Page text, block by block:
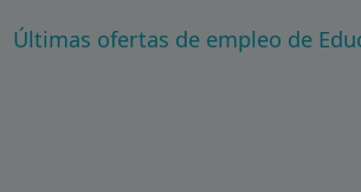
Últimas ofertas de empleo de